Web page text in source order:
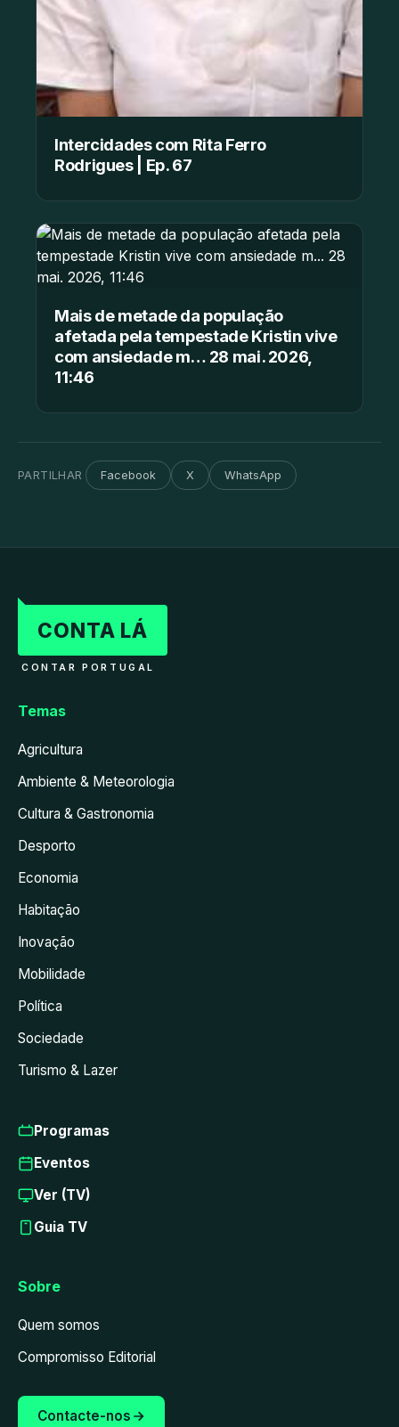
Intercidades com Rita Ferro
Rodrigues | Ep. 67
Mais de metade da população
afetada pela tempestade Kristin vive
com ansiedade m… 28 mai. 2026,
11:46
PARTILHAR Facebook X WhatsApp
CONTA LÁ
CONTAR PORTUGAL
Temas
Agricultura
Ambiente & Meteorologia
Cultura & Gastronomia
Desporto
Economia
Habitação
Inovação
Mobilidade
Política
Sociedade
Turismo & Lazer
Programas
Eventos
Ver (TV)
Guia TV
Sobre
Quem somos
Compromisso Editorial
Contacte-nos